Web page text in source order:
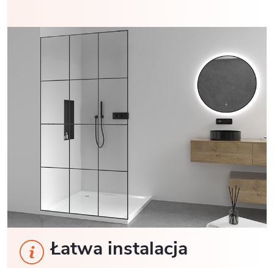
Łatwa instalacja